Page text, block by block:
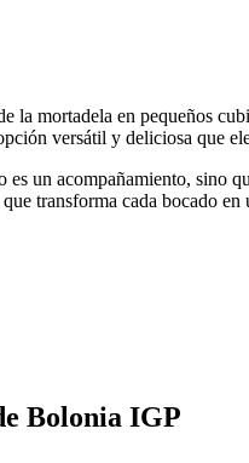
la mortadela en pequeños
versátil y deliciosa que
un acompañamiento, sino
transforma cada bocado
Bolonia IGP